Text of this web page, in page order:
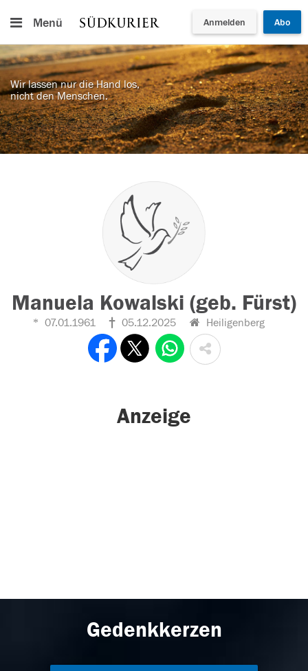
Menü Anmelden Abo
Wir lassen nur die Hand los,
nicht den Menschen.
Manuela Kowalski (geb. Fürst)
07.01.1961 05.12.2025 Heiligenberg
Anzeige
Gedenkkerzen